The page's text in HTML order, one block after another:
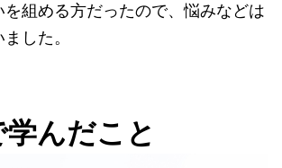
を組める方だったので、悩みなどは
した。
んだこと